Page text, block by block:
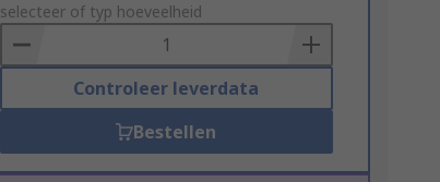
to
Basket
selecteer of typ hoeveelheid
Controleer leverdata
Bestellen